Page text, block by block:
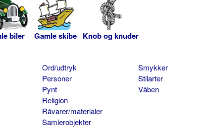
biler Gamle skibe Knob og knuder
Ord/udtryk
Personer
Pynt
Religion
Råvarer/materialer
Samlerobjekter
Smykker
Stilarter
Våben